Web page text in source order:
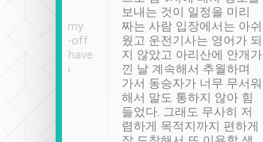
arrived at my
after drop-off.
something I have
elsewhere 👍
보내는 것이 일정을 미리
짜는 사람 입장에서는 아쉬
웠고 운전기사는 영어가 되
지 않았고 아리산에 안개가
낀 날 계속해서 추월하며
가서 동승자가 너무 무서워
해서 말도 통하지 않아 힘
들었다. 그래도 무사히 저
렴하게 목적지까지 편하게